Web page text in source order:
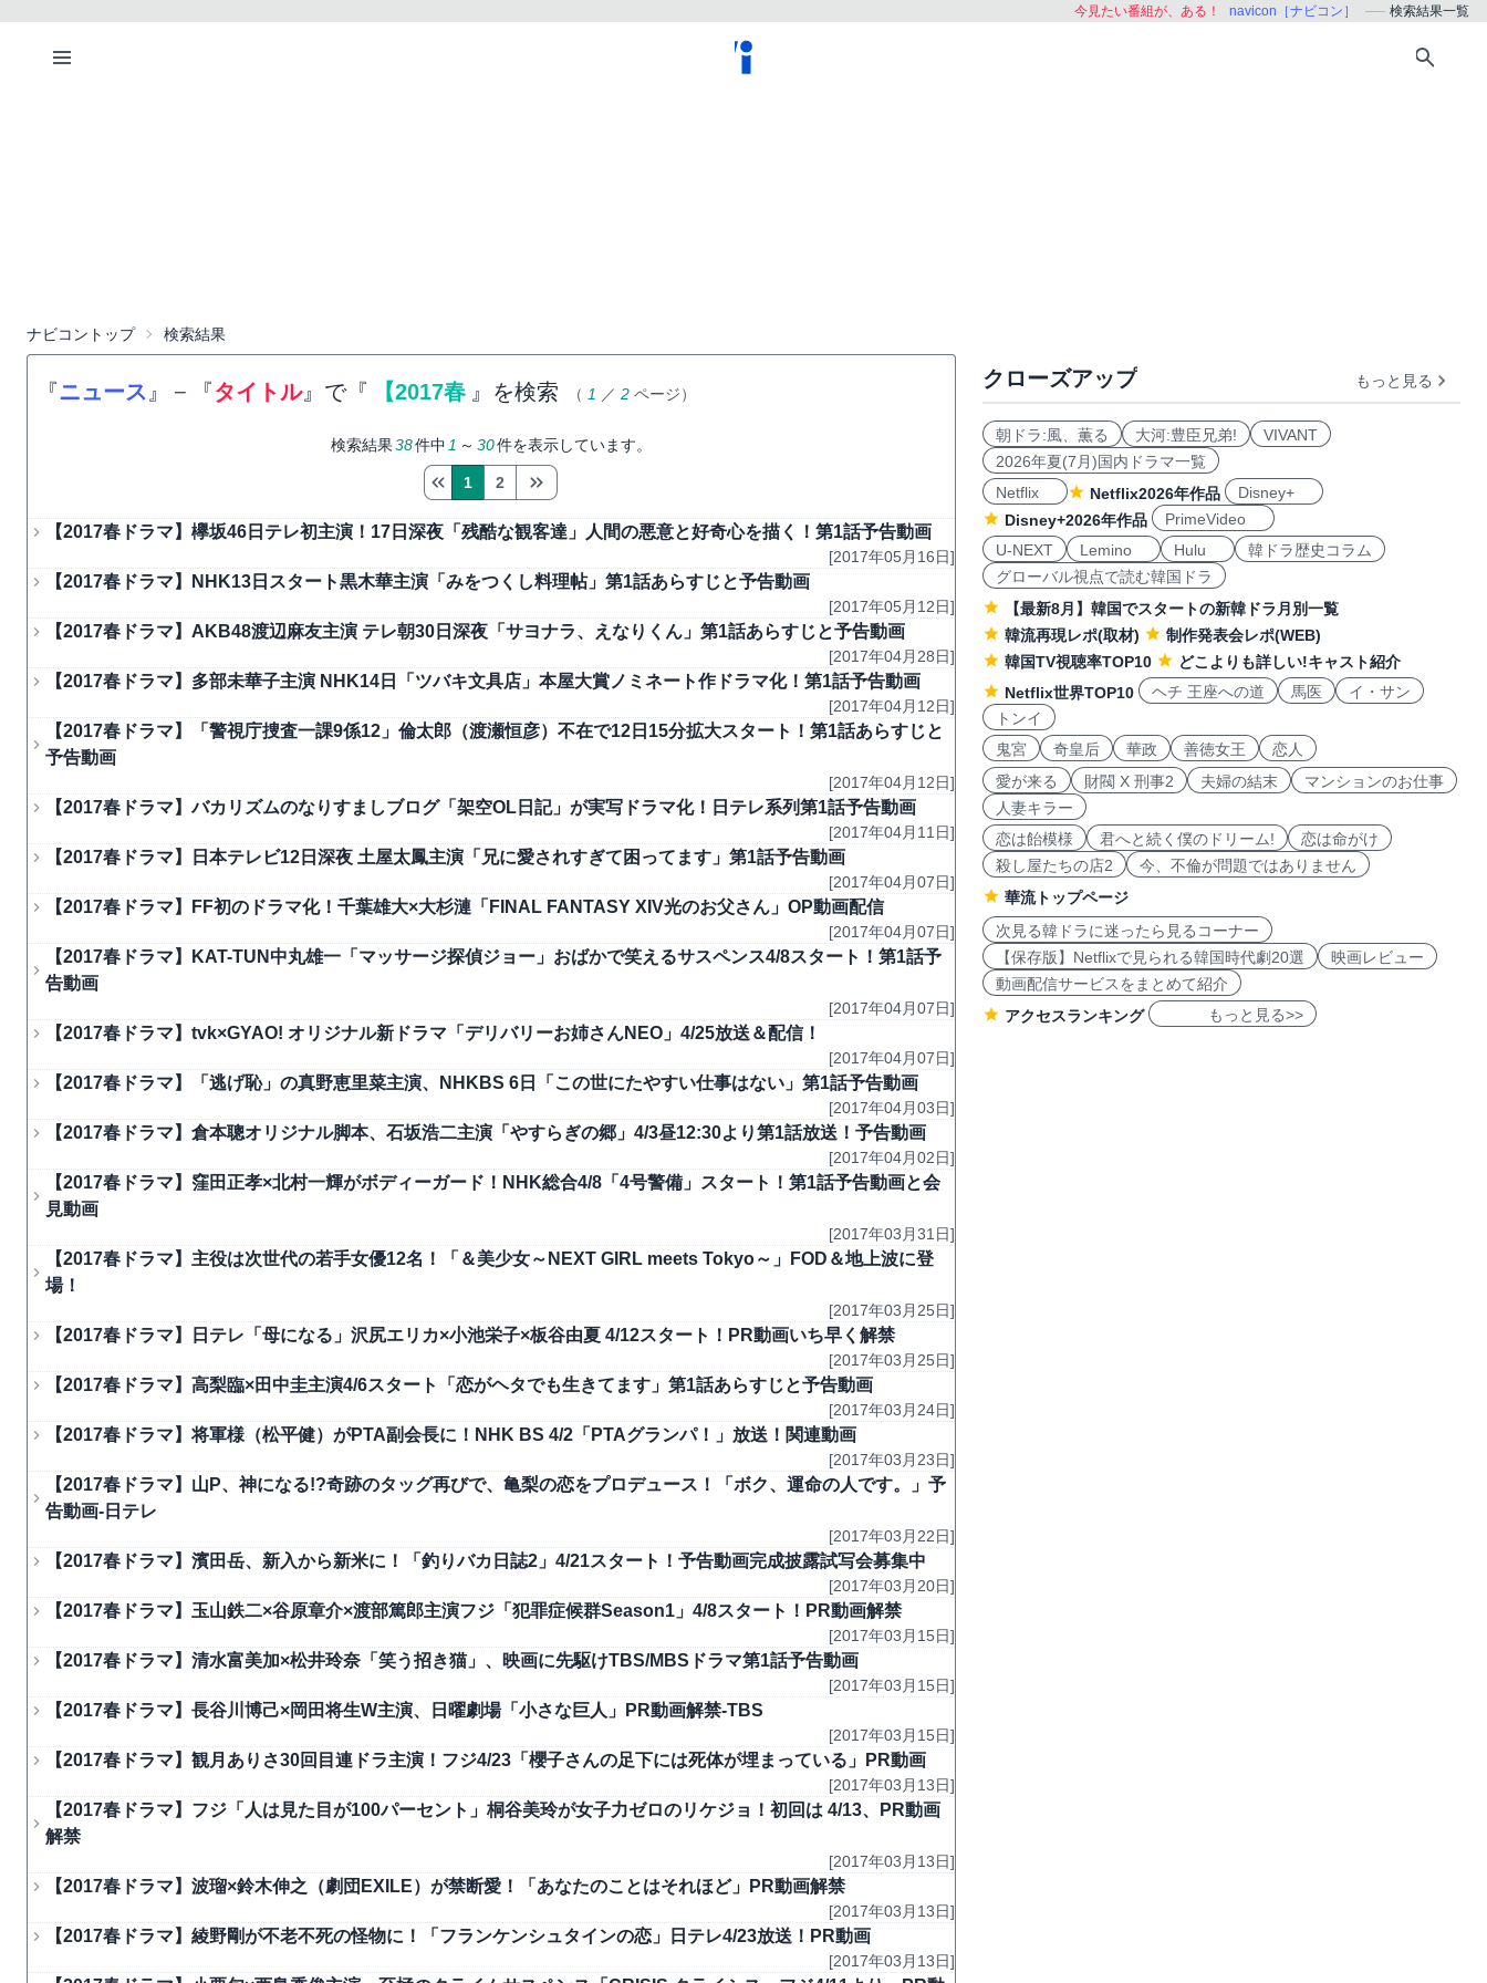
今見たい番組が、ある！ navicon［ナビコン］ 検索結果一覧
ナビコントップ 検索結果
『ニュース 』 − 『タイトル』で『 【2017春 』を検索 （ 1 ／ 2 ページ）
検索結果38件中 1 ～ 30件を表示しています。
1 2
【2017春ドラマ】欅坂46日テレ初主演！17日深夜「残酷な観客達」人間の悪意と好奇心を描く！第1話予告動画
[2017年05月16日]
【2017春ドラマ】NHK13日スタート黒木華主演「みをつくし料理帖」第1話あらすじと予告動画
[2017年05月12日]
【2017春ドラマ】AKB48渡辺麻友主演 テレ朝30日深夜「サヨナラ、えなりくん」第1話あらすじと予告動画
[2017年04月28日]
【2017春ドラマ】多部未華子主演 NHK14日「ツバキ文具店」本屋大賞ノミネート作ドラマ化！第1話予告動画
[2017年04月12日]
【2017春ドラマ】「警視庁捜査一課9係12」倫太郎（渡瀬恒彦）不在で12日15分拡大スタート！第1話あらすじと
予告動画
[2017年04月12日]
【2017春ドラマ】バカリズムのなりすましブログ「架空OL日記」が実写ドラマ化！日テレ系列第1話予告動画
[2017年04月11日]
【2017春ドラマ】日本テレビ12日深夜 土屋太鳳主演「兄に愛されすぎて困ってます」第1話予告動画
[2017年04月07日]
【2017春ドラマ】FF初のドラマ化！千葉雄大×大杉漣「FINAL FANTASY XIV光のお父さん」OP動画配信
[2017年04月07日]
【2017春ドラマ】KAT-TUN中丸雄一「マッサージ探偵ジョー」おばかで笑えるサスペンス4/8スタート！第1話予
告動画
[2017年04月07日]
【2017春ドラマ】tvk×GYAO! オリジナル新ドラマ「デリバリーお姉さんNEO」4/25放送＆配信！
[2017年04月07日]
【2017春ドラマ】「逃げ恥」の真野恵里菜主演、NHKBS 6日「この世にたやすい仕事はない」第1話予告動画
[2017年04月03日]
【2017春ドラマ】倉本聰オリジナル脚本、石坂浩二主演「やすらぎの郷」4/3昼12:30より第1話放送！予告動画
[2017年04月02日]
【2017春ドラマ】窪田正孝×北村一輝がボディーガード！NHK総合4/8「4号警備」スタート！第1話予告動画と会
見動画
[2017年03月31日]
【2017春ドラマ】主役は次世代の若手女優12名！「＆美少女～NEXT GIRL meets Tokyo～」FOD＆地上波に登
場！
[2017年03月25日]
【2017春ドラマ】日テレ「母になる」沢尻エリカ×小池栄子×板谷由夏 4/12スタート！PR動画いち早く解禁
[2017年03月25日]
【2017春ドラマ】高梨臨×田中圭主演4/6スタート「恋がヘタでも生きてます」第1話あらすじと予告動画
[2017年03月24日]
【2017春ドラマ】将軍様（松平健）がPTA副会長に！NHK BS 4/2「PTAグランパ！」放送！関連動画
[2017年03月23日]
【2017春ドラマ】山P、神になる!?奇跡のタッグ再びで、亀梨の恋をプロデュース！「ボク、運命の人です。」予
告動画-日テレ
[2017年03月22日]
【2017春ドラマ】濱田岳、新入から新米に！「釣りバカ日誌2」4/21スタート！予告動画完成披露試写会募集中
[2017年03月20日]
【2017春ドラマ】玉山鉄二×谷原章介×渡部篤郎主演フジ「犯罪症候群Season1」4/8スタート！PR動画解禁
[2017年03月15日]
【2017春ドラマ】清水富美加×松井玲奈「笑う招き猫」、映画に先駆けTBS/MBSドラマ第1話予告動画
[2017年03月15日]
【2017春ドラマ】長谷川博己×岡田将生W主演、日曜劇場「小さな巨人」PR動画解禁-TBS
[2017年03月15日]
【2017春ドラマ】観月ありさ30回目連ドラ主演！フジ4/23「櫻子さんの足下には死体が埋まっている」PR動画
[2017年03月13日]
【2017春ドラマ】フジ「人は見た目が100パーセント」桐谷美玲が女子力ゼロのリケジョ！初回は 4/13、PR動画
解禁
[2017年03月13日]
【2017春ドラマ】波瑠×鈴木伸之（劇団EXILE）が禁断愛！「あなたのことはそれほど」PR動画解禁
[2017年03月13日]
【2017春ドラマ】綾野剛が不老不死の怪物に！「フランケンシュタインの恋」日テレ4/23放送！PR動画
[2017年03月13日]
クローズアップ もっと見る
朝ドラ:風、薫る 大河:豊臣兄弟!
VIVANT
2026年夏(7月)国内ドラマ一覧
Netflix
Netflix2026年作品
Disney+
Disney+2026年作品
PrimeVideo
U-NEXT
Lemino Hulu
韓ドラ歴史コラム
グローバル視点で読む韓国ドラ
【最新8月】韓国でスタートの新韓ドラ月別一覧
韓流再現レポ(取材)
制作発表会レポ(WEB)
韓国TV視聴率TOP10
どこよりも詳しい!キャスト紹介
Netflix世界TOP10
ヘチ 王座への道 馬医
イ・サン
トンイ
鬼宮
奇皇后 華政 善徳女王
恋人
愛が来る
財閥 X 刑事2 夫婦の結末
マンションのお仕事
人妻キラー
恋は飴模様
君へと続く僕のドリーム!
恋は命がけ
殺し屋たちの店2
今、不倫が問題ではありません
華流トップページ
次見る韓ドラに迷ったら見るコーナー
【保存版】Netflixで見られる韓国時代劇20選
映画レビュー
動画配信サービスをまとめて紹介
アクセスランキング
もっと見る>>